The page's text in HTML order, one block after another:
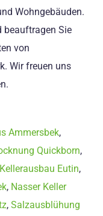
Wohngebäuden.
beauftragen Sie
von
Wir freuen uns
Ammersbek,
Quickborn,
Kellerausbau Eutin,
, Nasser Keller
, Salzausblühung